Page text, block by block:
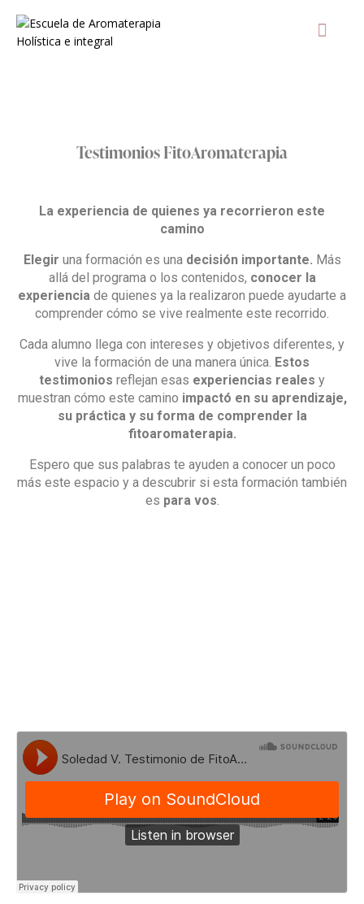
Testimonios FitoAromaterapia
La experiencia de quienes ya recorrieron este
camino
Elegir una formación es una decisión importante. Más
allá del programa o los contenidos, conocer la
experiencia de quienes ya la realizaron puede ayudarte a
comprender cómo se vive realmente este recorrido.
Cada alumno llega con intereses y objetivos diferentes, y
vive la formación de una manera única. Estos
testimonios reflejan esas experiencias reales y
muestran cómo este camino impactó en su aprendizaje,
su práctica y su forma de comprender la
fitoaromaterapia.
Espero que sus palabras te ayuden a conocer un poco
más este espacio y a descubrir si esta formación también
es para vos.